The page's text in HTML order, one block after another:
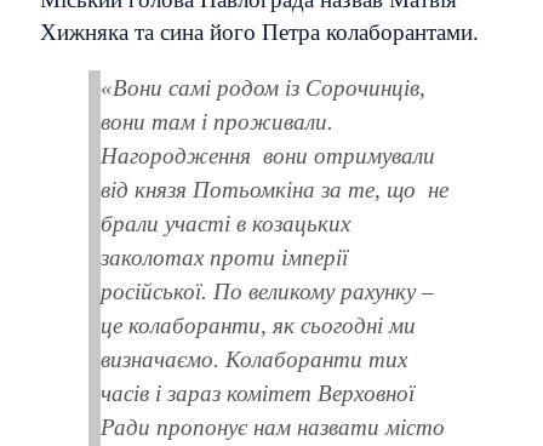
Хижняка та сина його Петра колаборантами.
«Вони самі родом із Сорочинців,
вони там і проживали.
Нагородження вони отримували
від князя Потьомкіна за те, що не
брали участі в козацьких
заколотах проти імперії
російської. По великому рахунку –
це колаборанти, як сьогодні ми
визначаємо. Колаборанти тих
часів і зараз комітет Верховної
Ради пропонує нам назвати місто